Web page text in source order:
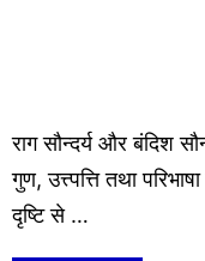
राग सौन्दर्य और बंदिश
गुण, उत्त्पत्ति तथा
दृष्टि से …